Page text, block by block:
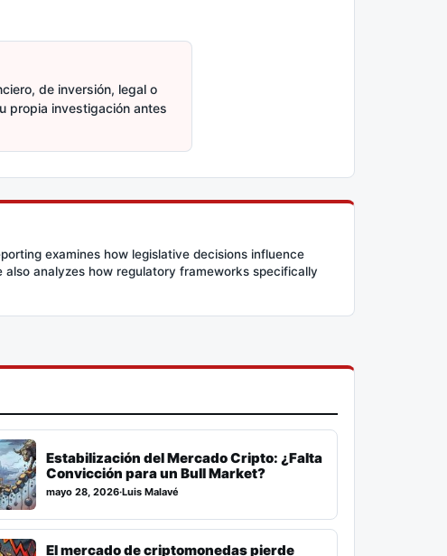
de inversión, legal o
propia investigación antes
examines how legislative decisions influence
analyzes how regulatory frameworks specifically
Estabilización del Mercado Cripto: ¿Falta
Convicción para un Bull Market?
mayo 28, 2026·Luis Malavé
El mercado de criptomonedas pierde